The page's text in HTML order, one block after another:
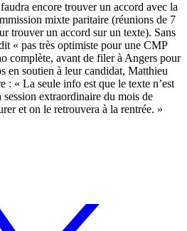
encore trouver un accord avec la
mixte paritaire (réunions de 7
trouver un accord sur un texte). Sans
« pas très optimiste pour une CMP
complète, avant de filer à Angers pour
en soutien à leur candidat, Matthieu
: « La seule info est que le texte n’est
session extraordinaire du mois de
et on le retrouvera à la rentrée. »